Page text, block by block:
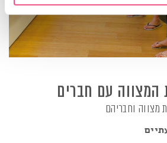
המצווה עם חברים
מצווה וחבריהם